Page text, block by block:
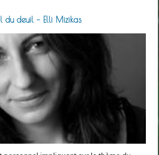
du deuil – Elli Mizikas